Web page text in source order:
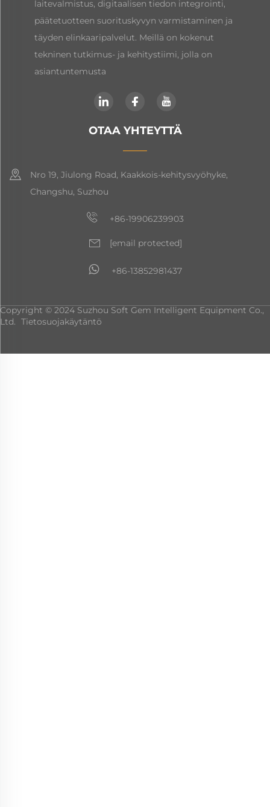
laitevalmistus, digitaalisen tiedon integrointi,
päätetuotteen suorituskyvyn varmistaminen ja
täyden elinkaaripalvelut. Meillä on kokenut
tekninen tutkimus- ja kehitystiimi, jolla on
asiantuntemusta
OTAA YHTEYTTÄ
Nro 19, Jiulong Road, Kaakkois-kehitysvyöhyke,
Changshu, Suzhou
+86-19906239903
[email protected]
+86-13852981437
Copyright © 2024 Suzhou Soft Gem Intelligent Equipment Co.,
Ltd. Tietosuojakäytäntö